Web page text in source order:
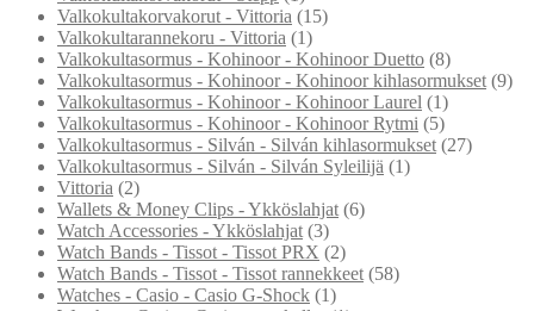
Valkokultakorvakorut - Vittoria (15)
Valkokultarannekoru - Vittoria (1)
Valkokultasormus - Kohinoor - Kohinoor Duetto (8)
Valkokultasormus - Kohinoor - Kohinoor kihlasormukset (9)
Valkokultasormus - Kohinoor - Kohinoor Laurel (1)
Valkokultasormus - Kohinoor - Kohinoor Rytmi (5)
Valkokultasormus - Silván - Silván kihlasormukset (27)
Valkokultasormus - Silván - Silván Syleilijä (1)
Vittoria (2)
Wallets & Money Clips - Ykköslahjat (6)
Watch Accessories - Ykköslahjat (3)
Watch Bands - Tissot - Tissot PRX (2)
Watch Bands - Tissot - Tissot rannekkeet (58)
Watches - Casio - Casio G-Shock (1)